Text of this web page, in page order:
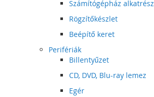
Számítógépház alkatrész
Rögzítőkészlet
Beépítő keret
Perifériák
Billentyűzet
CD, DVD, Blu-ray lemez
Egér